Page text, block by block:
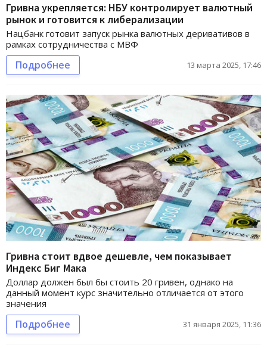
Гривна укрепляется: НБУ контролирует валютный
рынок и готовится к либерализации
Нацбанк готовит запуск рынка валютных деривативов в
рамках сотрудничества с МВФ
Подробнее 13 марта 2025, 17:46
Гривна стоит вдвое дешевле, чем показывает
Индекс Биг Мака
Доллар должен был бы стоить 20 гривен, однако на
данный момент курс значительно отличается от этого
значения
Подробнее 31 января 2025, 11:36